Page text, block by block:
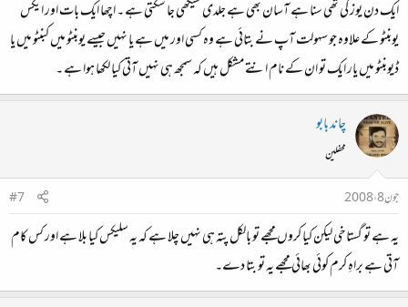
ایک دن یوز کی تھی سنا ہے آسان بھی ہے جلدی سیکھی جا سکتی ہے ۔ اچھا ایک بات اور ایکس
یوبنٹو کے علاوہ جو سہولت آپ نے بتائی ہے وہ کسی اور میں ہے یا نہیں جیسے یوبنٹو میں کبنٹو میں یا
ڈیوبنٹو میں یار ایک تو ان کے نام انتے مشکل ہیں کہ سمجھ ہی نہیں آتی کیا لکھا ہوا ہے ۔
چاند بابو
محفلین
جون 8، 2008
#7
یہ ہے تو گستاخی لیکن کیا کروں مجھے تو بالکل پتہ ہی نہیں چلا ہے کہ یہ سلیکس کیا بلا ہے اور کس کام
آتی ہے براہِ کرم کوئی بھائی مجھے یہ تو بتا دے۔